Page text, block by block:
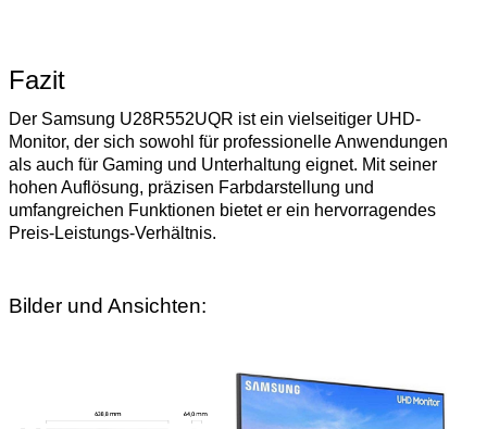
Fazit
Der Samsung U28R552UQR ist ein vielseitiger UHD-
Monitor, der sich sowohl für professionelle Anwendungen
als auch für Gaming und Unterhaltung eignet. Mit seiner
hohen Auflösung, präzisen Farbdarstellung und
umfangreichen Funktionen bietet er ein hervorragendes
Preis-Leistungs-Verhältnis.
Bilder und Ansichten: